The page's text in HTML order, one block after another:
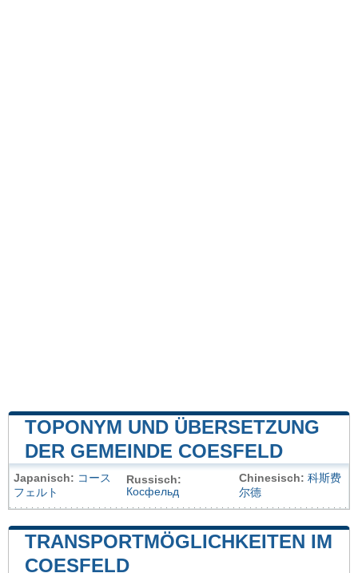
TOPONYM UND ÜBERSETZUNG
DER GEMEINDE COESFELD
Japanisch: コース
フェルト
Russisch:
Косфельд
Chinesisch: 科斯费
尔德
TRANSPORTMÖGLICHKEITEN IM
COESFELD